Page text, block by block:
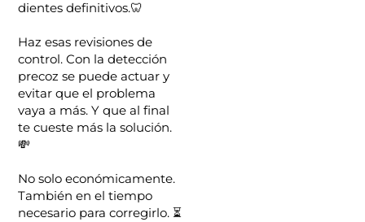
dientes definitivos.🦷
Haz esas revisiones de
control. Con la detección
precoz se puede actuar y
evitar que el problema
vaya a más. Y que al final
te cueste más la solución.
💸
No solo económicamente.
También en el tiempo
necesario para corregirlo. ⏳